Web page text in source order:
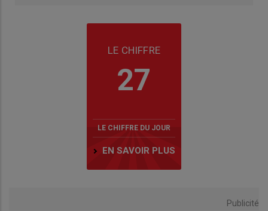
LE CHIFFRE
27
LE CHIFFRE DU JOUR
EN SAVOIR PLUS
Publicité